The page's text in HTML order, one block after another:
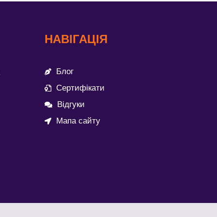
НАВІГАЦІЯ
Блог
Сертифікати
Відгуки
Мапа сайту